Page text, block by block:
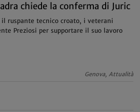
chiede la conferma di Juric
ruspante tecnico croato, i veterani
Preziosi per supportare il suo lavoro
Genova, Attualità